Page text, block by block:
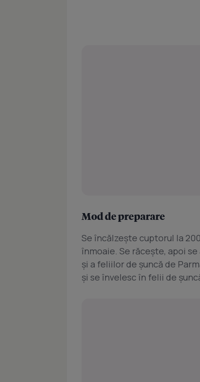
Mod de preparare
Se încălzeşte cuptorul la
înmoaie. Se răceşte, apoi
şi a feliilor de şuncă de
şi se învelesc în felii de